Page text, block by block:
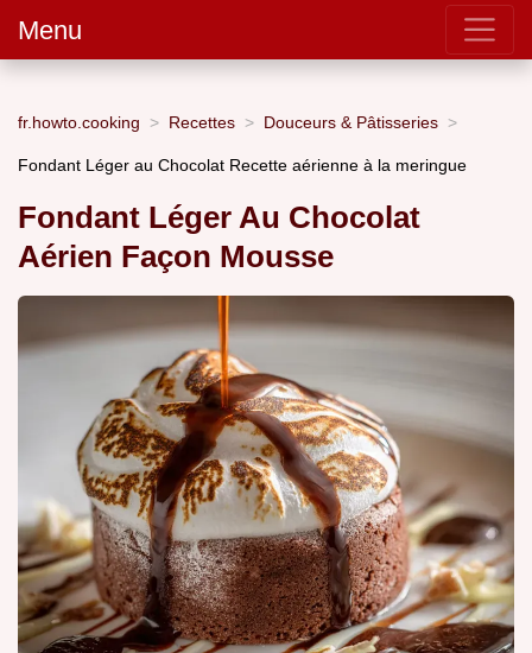
Menu
fr.howto.cooking Recettes Douceurs & Pâtisseries
Fondant Léger au Chocolat Recette aérienne à la meringue
Fondant Léger Au Chocolat
Aérien Façon Mousse